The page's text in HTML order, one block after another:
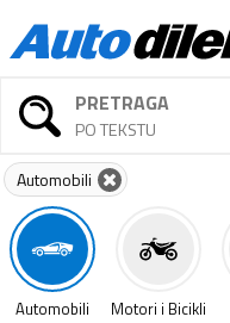
PRETRAGA
PO TEKSTU
Automobili
Automobili Motori i Bicikli